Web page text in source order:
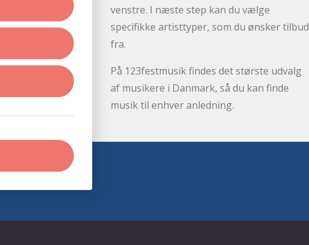
venstre. I næste step kan du vælge
specifikke artisttyper, som du ønsker tilbud
fra.
På 123festmusik findes det største udvalg
af musikere i Danmark, så du kan finde
musik til enhver anledning.